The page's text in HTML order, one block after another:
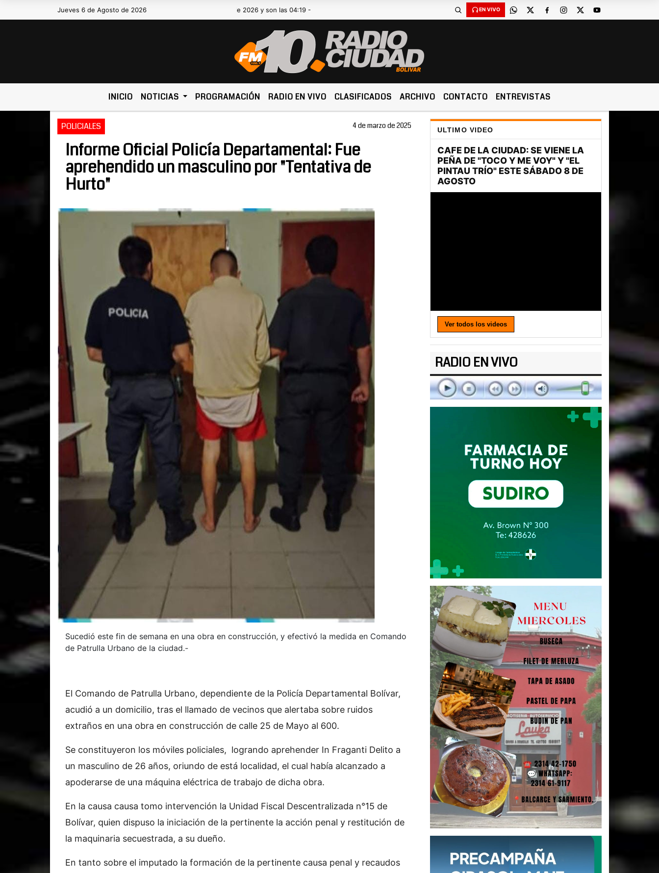
Jueves 6 de Agosto de 2026Hoy es Jueves 6 de Agosto de 2026 y son las 04:19 - EN VIVO
INICIO NOTICIAS PROGRAMACIÓN RADIO EN VIVO CLASIFICADOS ARCHIVO CONTACTO ENTREVISTAS
POLICIALES 4 de marzo de 2025
Informe Oficial Policía Departamental: Fue
aprehendido un masculino por "Tentativa de
Hurto"
Sucedió este fin de semana en una obra en construcción, y efectivó la medida en Comando
de Patrulla Urbano de la ciudad.-
El Comando de Patrulla Urbano, dependiente de la Policía Departamental Bolívar,
acudió a un domicilio, tras el llamado de vecinos que alertaba sobre ruidos
extraños en una obra en construcción de calle 25 de Mayo al 600.
Se constituyeron los móviles policiales, logrando aprehender In Fraganti Delito a
un masculino de 26 años, oriundo de está localidad, el cual había alcanzado a
apoderarse de una máquina eléctrica de trabajo de dicha obra.
En la causa causa tomo intervención la Unidad Fiscal Descentralizada n°15 de
Bolívar, quien dispuso la iniciación de la pertinente la acción penal y restitución de
la maquinaria secuestrada, a su dueño.
En tanto sobre el imputado la formación de la pertinente causa penal y recaudos
ULTIMO VIDEO
Ver todos los videos
RADIO EN VIVO